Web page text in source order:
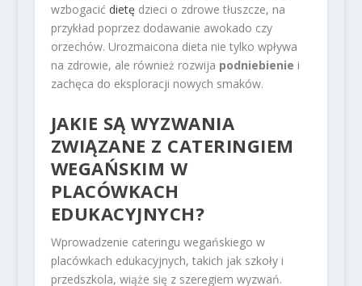
wzbogacić dietę dzieci o zdrowe tłuszcze, na
przykład poprzez dodawanie awokado czy
orzechów. Urozmaicona dieta nie tylko wpływa
na zdrowie, ale również rozwija podniebienie i
zachęca do eksploracji nowych smaków.
JAKIE SĄ WYZWANIA
ZWIĄZANE Z CATERINGIEM
WEGAŃSKIM W
PLACÓWKACH
EDUKACYJNYCH?
Wprowadzenie cateringu wegańskiego w
placówkach edukacyjnych, takich jak szkoły i
przedszkola, wiąże się z szeregiem wyzwań.